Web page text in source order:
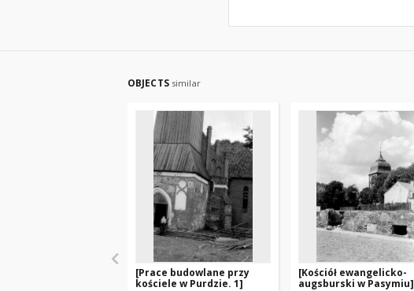
OBJECTS similar
[Prace budowlane przy
kościele w Purdzie. 1]
[Kościół ewangelicko-
augsburski w Pasymiu]